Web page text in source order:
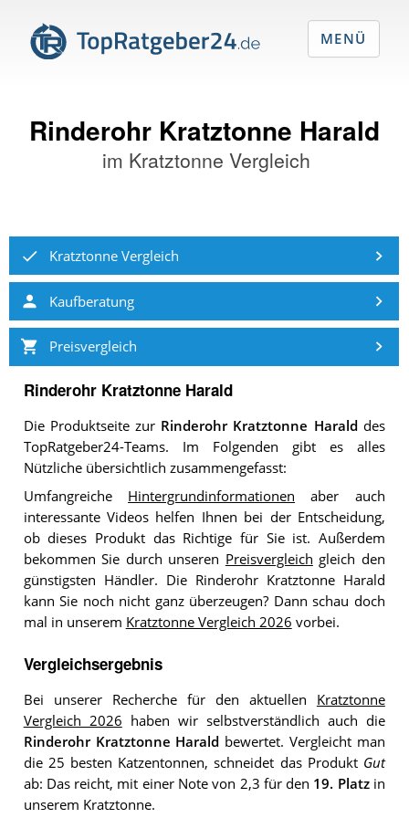
Rinderohr Kratztonne Harald
im Kratztonne Vergleich
Kratztonne Vergleich
Kaufberatung
Preisvergleich
Rinderohr Kratztonne Harald
Die Produktseite zur Rinderohr Kratztonne Harald des
TopRatgeber24-Teams. Im Folgenden gibt es alles
Nützliche übersichtlich zusammengefasst:
Umfangreiche Hintergrundinformationen aber auch
interessante Videos helfen Ihnen bei der Entscheidung,
ob dieses Produkt das Richtige für Sie ist. Außerdem
bekommen Sie durch unseren Preisvergleich gleich den
günstigsten Händler. Die Rinderohr Kratztonne Harald
kann Sie noch nicht ganz überzeugen? Dann schau doch
mal in unserem Kratztonne Vergleich 2026 vorbei.
Vergleichsergebnis
Bei unserer Recherche für den aktuellen Kratztonne
Vergleich 2026 haben wir selbstverständlich auch die
Rinderohr Kratztonne Harald bewertet. Vergleicht man
die 25 besten Katzentonnen, schneidet das Produkt Gut
ab: Das reicht, mit einer Note von 2,3 für den 19. Platzin
unserem Kratztonne.
MENÜ